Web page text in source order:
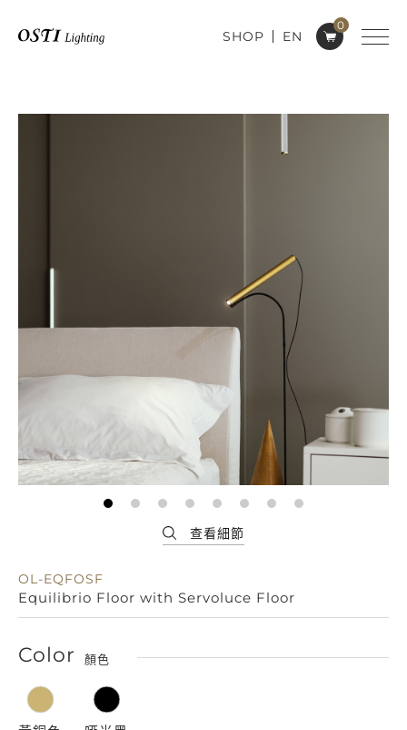
0
SHOP EN
OL-EQFOSF
Equilibrio Floor with Servoluce Floor
Color 顏色